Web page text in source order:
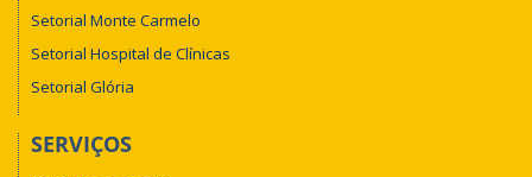
Setorial Monte Carmelo
Setorial Hospital de Clínicas
Setorial Glória
SERVIÇOS